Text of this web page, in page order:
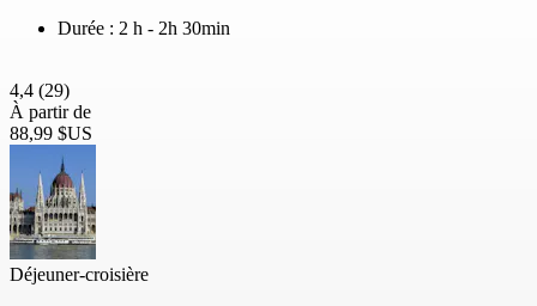
Durée : 2 h - 2h 30min
4,4 (29)
À partir de
88,99 $US
Déjeuner-croisière